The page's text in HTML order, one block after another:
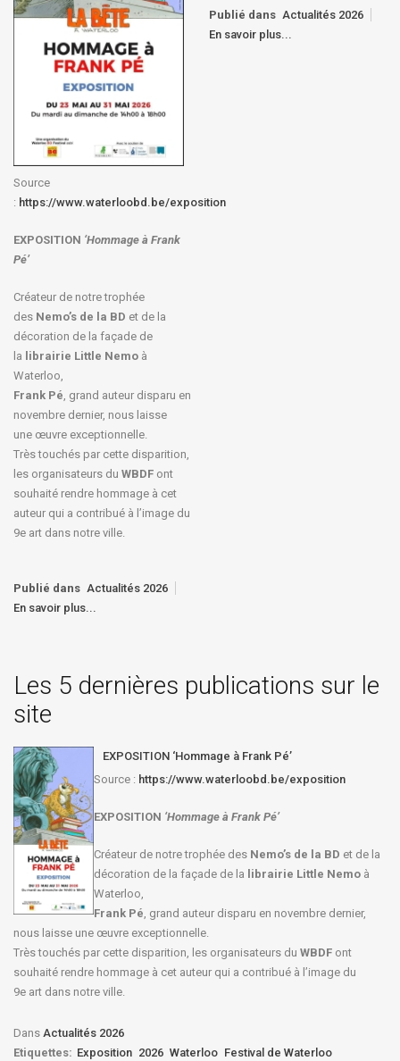
Source
: https://www.waterloobd.be/exposition
EXPOSITION ‘Hommage à Frank
Pé’
Créateur de notre trophée
des Nemo’s de la BD et de la
décoration de la façade de
la librairie Little Nemo à
Waterloo,
Frank Pé, grand auteur disparu en
novembre dernier, nous laisse
une œuvre exceptionnelle.
Très touchés par cette disparition,
les organisateurs du WBDF ont
souhaité rendre hommage à cet
auteur qui a contribué à l’image du
9e art dans notre ville.
Publié dans Actualités 2026
En savoir plus...
Publié dans Actualités 2026
En savoir plus...
Les 5 dernières publications sur le
site
EXPOSITION ‘Hommage à Frank Pé’
Source : https://www.waterloobd.be/exposition
EXPOSITION ‘Hommage à Frank Pé’
Créateur de notre trophée des Nemo’s de la BD et de la
décoration de la façade de la librairie Little Nemo à
Waterloo,
Frank Pé, grand auteur disparu en novembre dernier,
nous laisse une œuvre exceptionnelle.
Très touchés par cette disparition, les organisateurs du WBDF ont
souhaité rendre hommage à cet auteur qui a contribué à l’image du
9e art dans notre ville.
Dans Actualités 2026
Etiquettes: Exposition 2026 Waterloo Festival de Waterloo